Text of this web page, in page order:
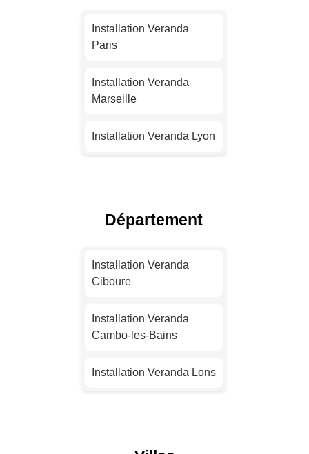
Installation Veranda
Paris
Installation Veranda
Marseille
Installation Veranda Lyon
Installation Veranda Nice
Installation Veranda
Nantes
Installation Veranda
Strasbourg
Installation Veranda
Département
Installation Veranda
Ciboure
Installation Veranda
Cambo-les-Bains
Installation Veranda Lons